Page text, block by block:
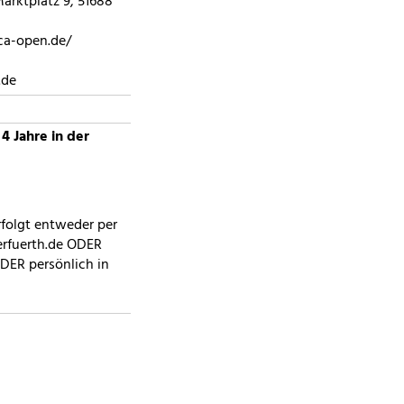
open.de/
Jahre in der
entweder per
ODER
persönlich in